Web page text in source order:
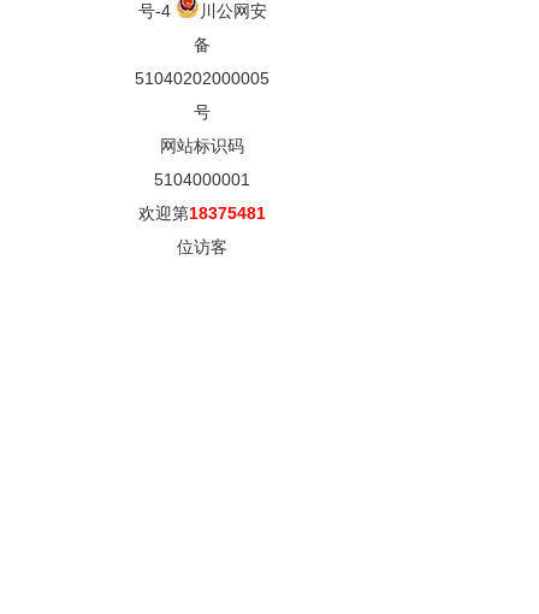
号-4
川公网安
备
51040202000005
号
网站标识码
5104000001
欢迎第18375481
位访客